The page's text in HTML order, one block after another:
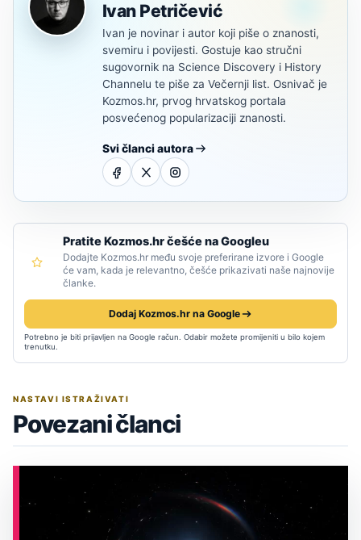
Ivan Petričević
Ivan je novinar i autor koji piše o znanosti,
svemiru i povijesti. Gostuje kao stručni
sugovornik na Science Discovery i History
Channelu te piše za Večernji list. Osnivač je
Kozmos.hr, prvog hrvatskog portala
posvećenog popularizaciji znanosti.
Svi članci autora
Pratite Kozmos.hr češće na Googleu
Dodajte Kozmos.hr među svoje preferirane izvore i Google
će vam, kada je relevantno, češće prikazivati naše najnovije
članke.
Dodaj Kozmos.hr na Google
Potrebno je biti prijavljen na Google račun. Odabir možete promijeniti u bilo kojem
trenutku.
NASTAVI ISTRAŽIVATI
Povezani članci